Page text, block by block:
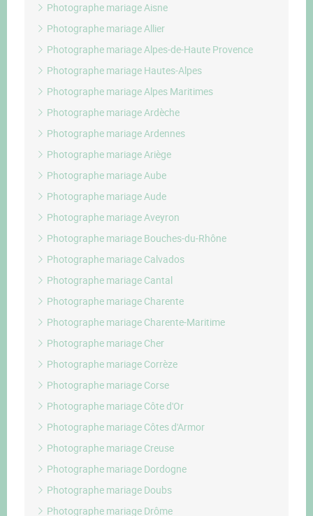
Photographe mariage Aisne
Photographe mariage Allier
Photographe mariage Alpes-de-Haute Provence
Photographe mariage Hautes-Alpes
Photographe mariage Alpes Maritimes
Photographe mariage Ardèche
Photographe mariage Ardennes
Photographe mariage Ariège
Photographe mariage Aube
Photographe mariage Aude
Photographe mariage Aveyron
Photographe mariage Bouches-du-Rhône
Photographe mariage Calvados
Photographe mariage Cantal
Photographe mariage Charente
Photographe mariage Charente-Maritime
Photographe mariage Cher
Photographe mariage Corrèze
Photographe mariage Corse
Photographe mariage Côte d'Or
Photographe mariage Côtes d'Armor
Photographe mariage Creuse
Photographe mariage Dordogne
Photographe mariage Doubs
Photographe mariage Drôme